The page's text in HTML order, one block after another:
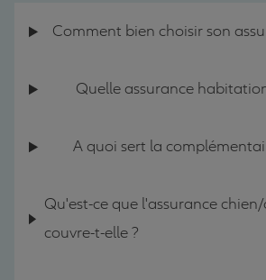
Comment bien choisir son
Quelle assurance
A quoi sert la
Qu'est-ce que l'assurance
couvre-t-elle ?